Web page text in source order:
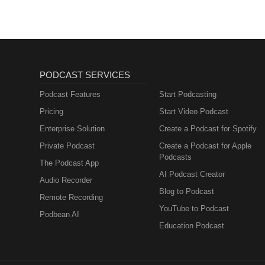
vyhláška? „Doslova a do
spoločnosť"📊 Kupuje sa 100
takmer 48 % trhu🎯 „Chceme
PODCAST SERVICES
Podcast Features
Pricing
Enterprise Solution
Private Podcast
The Podcast App
Audio Recorder
Remote Recording
Podbean AI
Start Podcasting
Start Video Podcast
Create a Podcast for Spotify
Create a Podcast for Apple
Podcasts
AI Podcast Creator
Blog to Podcast
YouTube to Podcast
Education Podcast